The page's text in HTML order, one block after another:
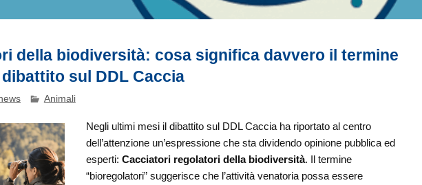
della biodiversità: cosa significa davvero il termine
sul DDL Caccia
Animali
Negli ultimi mesi il dibattito sul DDL Caccia ha riportato al centro
dell’attenzione un’espressione che sta dividendo opinione pubblica ed
esperti: Cacciatori regolatori della biodiversità. Il termine
“bioregolatori” suggerisce che l’attività venatoria possa essere